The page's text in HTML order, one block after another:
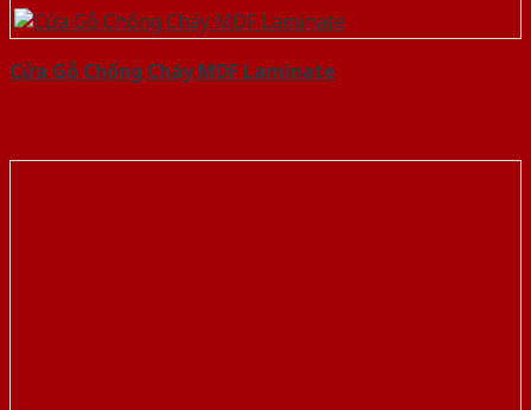
Cửa Gỗ Chống Cháy MDF Laminate